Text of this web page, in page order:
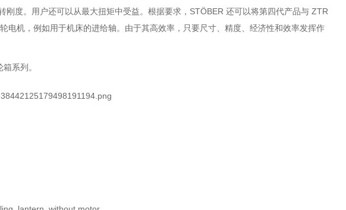
度。用户还可以从最大扭矩中受益。根据要求，STÖBER 还可以将第四代产品与 ZTR
电机，例如用于机床的进给轴。由于其高效率，只要尺寸、精度、经济性和效率发挥作
系列。